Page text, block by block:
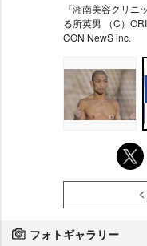
『湘南美容クリ
る所英男 （C）
CON NewS inc.
フォトギャラリー